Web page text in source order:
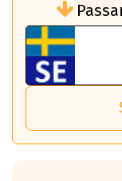
Det ska vara en
till G för
Ett klass A däck
Det betyder att
så sparar man